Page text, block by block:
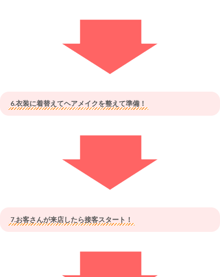
6.衣装に着替えてヘアメイクを整えて準備！
7.お客さんが来店したら接客スタート！